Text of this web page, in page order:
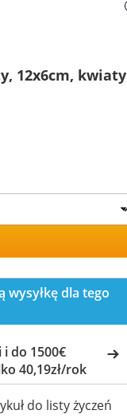
12x6cm, kwiaty
wysyłkę dla tego
i do 1500€
40,19zł/rok
do listy życzeń